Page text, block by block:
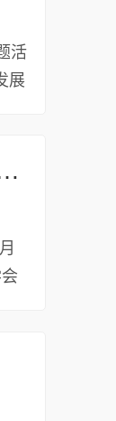
活
展
越顺势疗法有限公司30周年庆祝晚宴在港成功举办